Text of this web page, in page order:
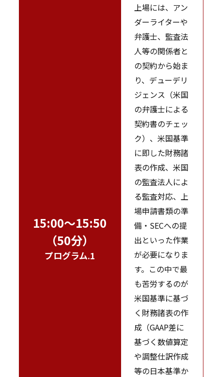
15:00～15:50
（50分）
プログラム.1
上場には、アン
ダーライターや
弁護士、監査法
人等の関係者と
の契約から始ま
り、デューデリ
ジェンス（米国
の弁護士による
契約書のチェッ
ク）、米国基準
に即した財務諸
表の作成、米国
の監査法人によ
る監査対応、上
場申請書類の準
備・SECへの提
出といった作業
が必要になりま
す。この中で最
も苦労するのが
米国基準に基づ
く財務諸表の作
成（GAAP差に
基づく数値算定
や調整仕訳作成
等の日本基準か